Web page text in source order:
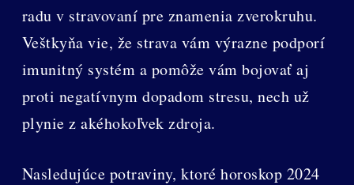
radu v stravovaní pre znamenia zverokruhu.
Veštkyňa vie, že strava vám výrazne podporí
imunitný systém a pomôže vám bojovať aj
proti negatívnym dopadom stresu, nech už
plynie z akéhokoľvek zdroja.
Nasledujúce potraviny, ktoré horoskop 2024